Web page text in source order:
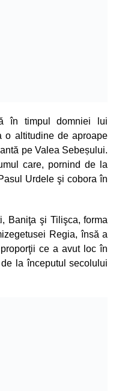
în timpul domniei lui
o altitudine de aproape
pe Valea Sebeșului.
care, pornind de la
Urdele şi cobora în
Baniţa şi Tilişca, forma
Regia, însă a
ce a avut loc în
la începutul secolului